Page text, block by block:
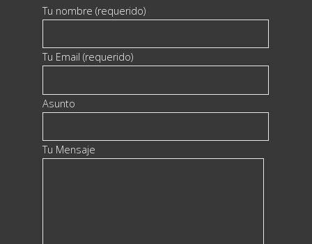
Tu nombre (requerido)
Tu Email (requerido)
Asunto
Tu Mensaje